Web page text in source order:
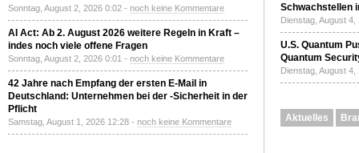
Sonntag, August 2, 2026 0:02 - noch keine Kommentare
AI Act: Ab 2. August 2026 weitere Regeln in Kraft –
indes noch viele offene Fragen
Sonntag, August 2, 2026 0:01 - noch keine Kommentare
42 Jahre nach Empfang der ersten E-Mail in
Deutschland: Unternehmen bei der -Sicherheit in der
Pflicht
Samstag, August 1, 2026 12:28 - noch keine Kommentare
Schwachstellen
Dienstag, August
U.S. Quantum
Quantum
Dienstag, August
Aktuelles